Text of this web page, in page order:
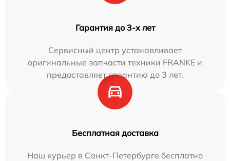
Гарантия до 3-х лет
Сервисный центр устанавливает
оригинальные запчасти техники FRANKE и
предоставляет гарантию до 3 лет.
Бесплатная доставка
Наш курьер в Санкт-Петербурге бесплатно